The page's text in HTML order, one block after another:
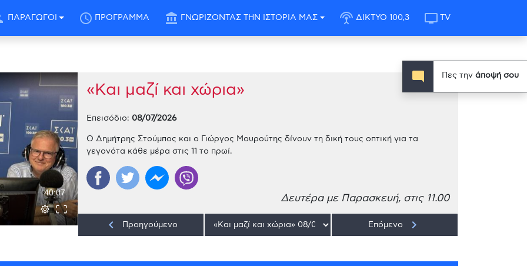
ΠΑΡΑΓΩΓΟΙ schedule ΠΡΟΓΡΑΜΜΑ account_balance ΓΝΩΡΙΖΟΝΤΑΣ ΤΗΝ ΙΣΤΟΡΙΑ ΜΑΣ settings_input_antenna ΔΙΚΤΥΟ 100,3 tv TV
40:07
«Και μαζί και χώρια»
Επεισόδιο: 08/07/2026
Ο Δημήτρης Στούμπος και ο Γιώργος Μουρούτης δίνουν τη δική τους οπτική για τα
γεγονότα κάθε μέρα στις 11 το πρωί.
Δευτέρα με Παρασκευή, στις 11.00
keyboard_arrow_left Προηγούμενο Επόμενο keyboard_arrow_right
mode_comment Πες την άποψή σου